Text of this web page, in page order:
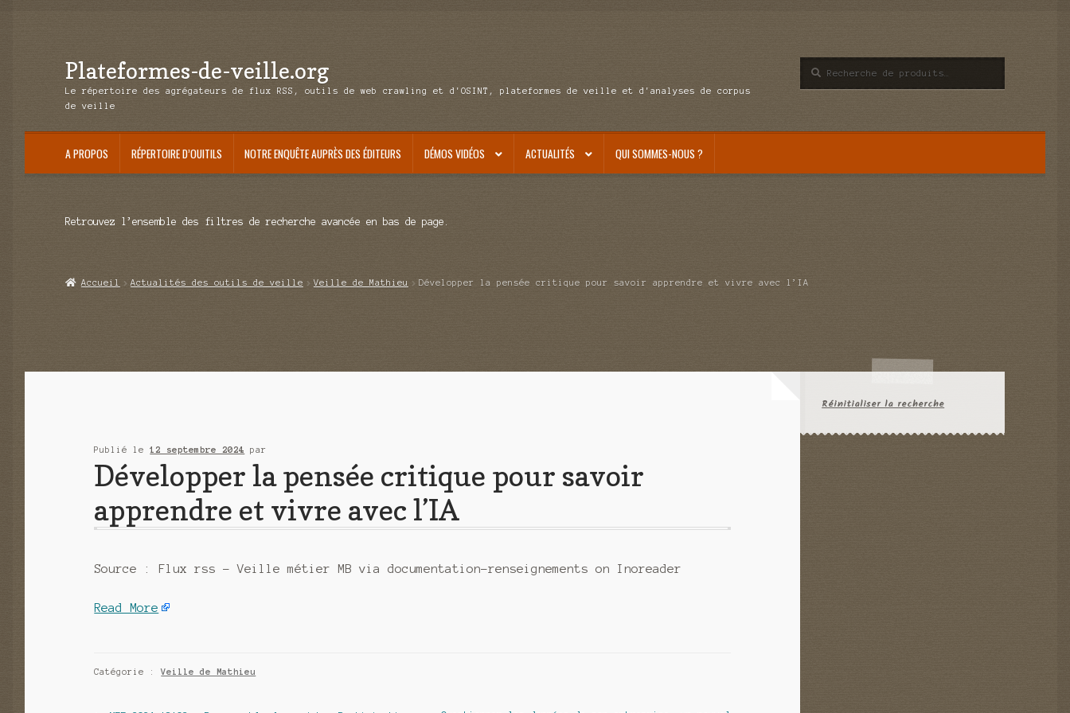
Aller
à
Aller
au
Plateformes-de-veille.org
Le répertoire des agrégateurs de flux RSS, outils de web crawling et d'OSINT, plateformes de veille et d'analyses de corpus
de veille
pour :
A PROPOS RÉPERTOIRE D’OUITILS NOTRE ENQUÊTE AUPRÈS DES ÉDITEURS DÉMOS VIDÉOS ACTUALITÉS QUI SOMMES-NOUS ?
Retrouvez l’ensemble des filtres de recherche avancée en bas de page.
Accueil Actualités des outils de veille Veille de Mathieu Développer la pensée critique pour savoir apprendre et vivre avec l’IA
Publié le12 septembre 2024 par
Développer la pensée critique pour savoir
apprendre et vivre avec l’IA
Source : Flux rss – Veille métier MB via documentation-renseignements on Inoreader
Read More
Catégorie :Veille de Mathieu
Réinitialiser la recherche